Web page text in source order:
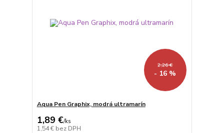
2,26 €
- 16 %
Aqua Pen Graphix, modrá ultramarín
1,89 €/ks
1,54 € bez DPH